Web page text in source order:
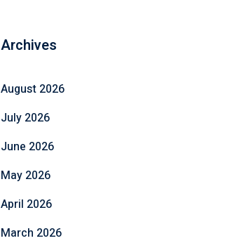
Archives
August 2026
July 2026
June 2026
May 2026
April 2026
March 2026